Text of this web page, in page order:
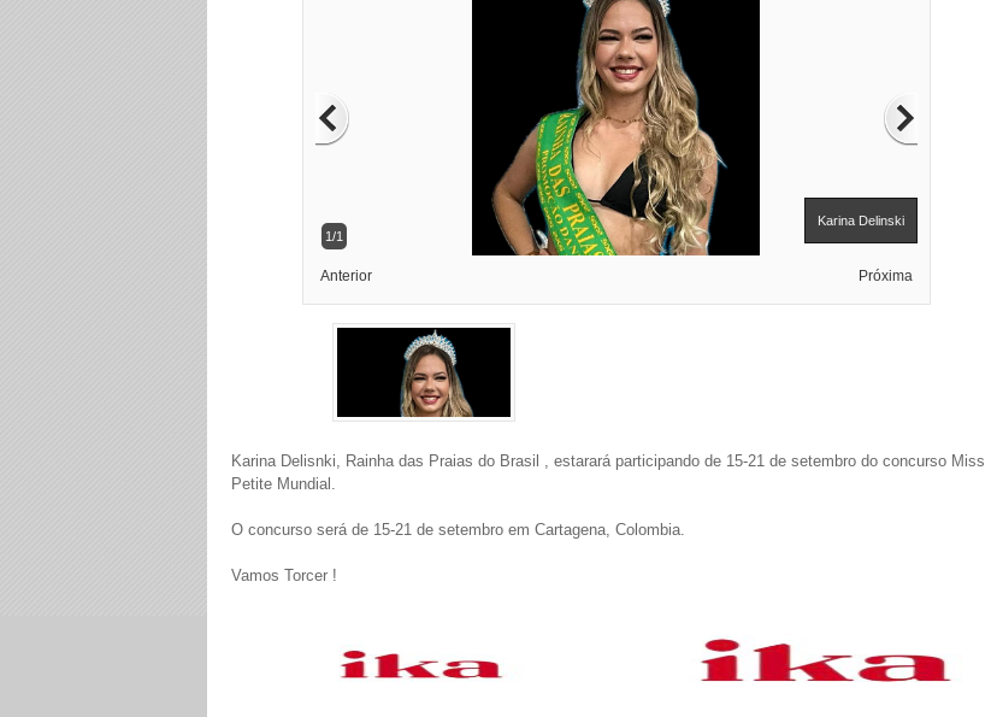
1/1
Karina Delinski
Anterior Próxima
Karina Delisnki, Rainha das Praias do Brasil , estarará participando de 15-21 de setembro do concurso Miss
Petite Mundial.
O concurso será de 15-21 de setembro em Cartagena, Colombia.
Vamos Torcer !